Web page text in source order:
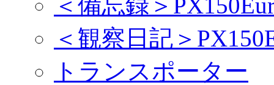
＜観察日記＞
トランスポーター